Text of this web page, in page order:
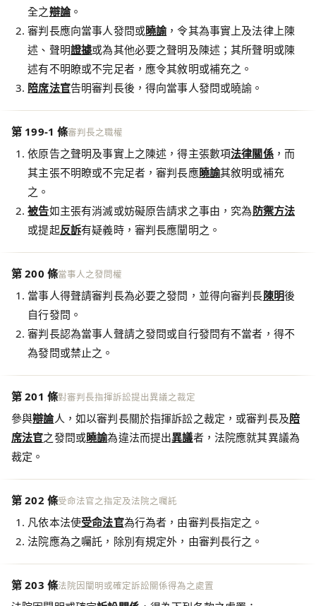
全之辯論。
審判長應向當事人發問或曉諭，令其為事實上及法律上陳
述、聲明證據或為其他必要之聲明及陳述；其所聲明或陳
述有不明瞭或不完足者，應令其敘明或補充之。
陪席法官告明審判長後，得向當事人發問或曉諭。
第 199-1 條審判長之職權
依原告之聲明及事實上之陳述，得主張數項法律關係，而
其主張不明瞭或不完足者，審判長應曉諭其敘明或補充
之。
被告如主張有消滅或妨礙原告請求之事由，究為防禦方法
或提起反訴有疑義時，審判長應闡明之。
第 200 條當事人之發問權
當事人得聲請審判長為必要之發問，並得向審判長陳明後
自行發問。
審判長認為當事人聲請之發問或自行發問有不當者，得不
為發問或禁止之。
第 201 條對審判長指揮訴訟提出異議之裁定
參與辯論人，如以審判長關於指揮訴訟之裁定，或審判長及陪
席法官之發問或曉諭為違法而提出異議者，法院應就其異議為
裁定。
第 202 條受命法官之指定及法院之囑託
凡依本法使受命法官為行為者，由審判長指定之。
法院應為之囑託，除別有規定外，由審判長行之。
第 203 條法院因闡明或確定訴訟關係得為之處置